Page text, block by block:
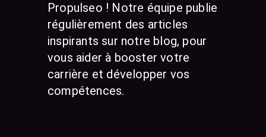
Propulseo ! Notre équipe publie
régulièrement des articles
inspirants sur notre blog, pour
vous aider à booster votre
carrière et développer vos
compétences.